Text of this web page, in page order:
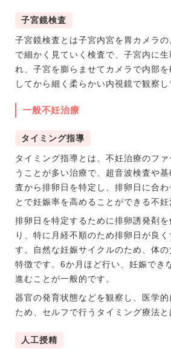
子宮鏡検査
子宮鏡検査とは子宮内宮を胃カメラ
で細かく見ていく検査で、子宮内に生
れ、子宮を膨らませてカメラで内部
してから細く柔らかい内視鏡で観察し
一般不妊治療
タイミング指導
タイミング指導とは、不妊治療のフ
うことが多い治療で、超音波検査や
査から排卵日を特定し、排卵日に合わ
とで妊娠率を高めることができる不妊
排卵日を特定するために排卵誘発剤
り、特に月経不順のため排卵日が良
す。自然な妊娠サイクルのため、体
特徴です。6か月ほど行い、妊娠でき
進むことが一般的です。
器官の発育状態などを観察し、医学
ため、セルフで行うタイミング療法と
人工授精